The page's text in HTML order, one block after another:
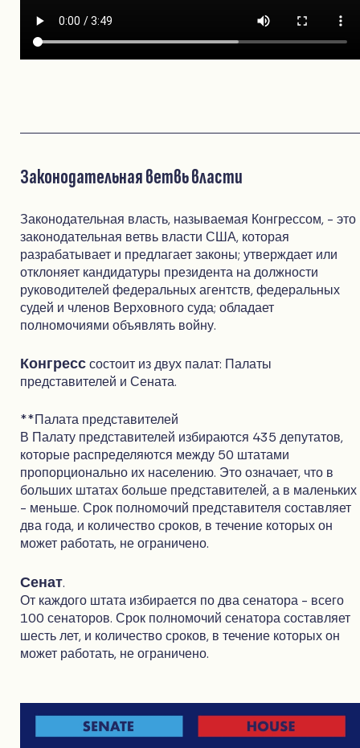
Законодательная ветвь власти
Законодательная власть, называемая Конгрессом, - это
законодательная ветвь власти США, которая
разрабатывает и предлагает законы; утверждает или
отклоняет кандидатуры президента на должности
руководителей федеральных агентств, федеральных
судей и членов Верховного суда; обладает
полномочиями объявлять войну.
Конгресссостоит из двух палат: Палаты
представителей и Сената.
**Палата представителей
В Палату представителей избираются 435 депутатов,
которые распределяются между 50 штатами
пропорционально их населению. Это означает, что в
больших штатах больше представителей, а в маленьких
- меньше. Срок полномочий представителя составляет
два года, и количество сроков, в течение которых он
может работать, не ограничено.
Сенат.
От каждого штата избирается по два сенатора - всего
100 сенаторов. Срок полномочий сенатора составляет
шесть лет, и количество сроков, в течение которых он
может работать, не ограничено.